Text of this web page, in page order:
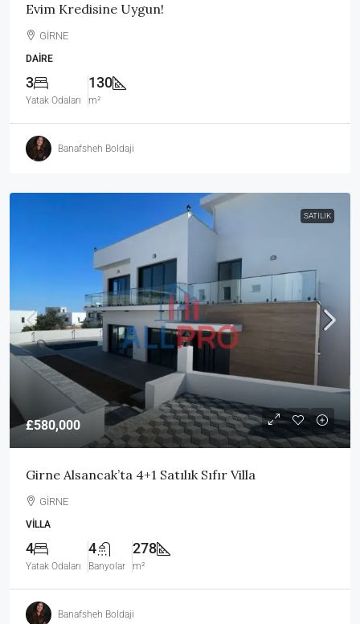
Evim Kredisine Uygun!
GİRNE
DAIRE
3
Yatak Odaları
130
m²
Banafsheh Boldaji
SATILIK
£580,000
Girne Alsancak’ta 4+1 Satılık Sıfır Villa
GİRNE
VILLA
4
Yatak Odaları
4
Banyolar
278
m²
Banafsheh Boldaji